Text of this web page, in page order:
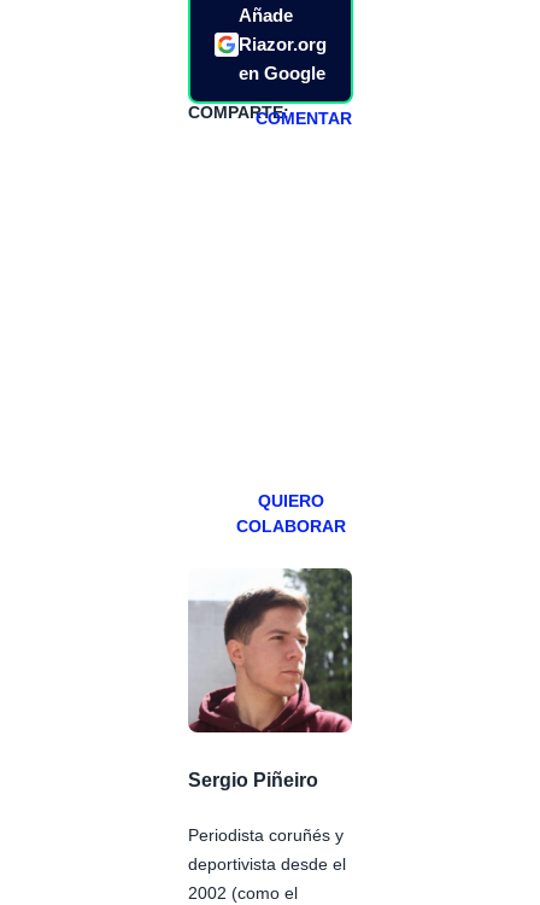
Añade
Riazor.org
en Google
COMPARTE:COMENTAR
QUIERO
COLABORAR
Sergio Piñeiro
Periodista coruñés y
deportivista desde el
2002 (como el